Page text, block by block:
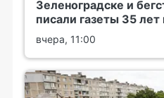
Зеленоградске и
писали газеты 35 лет
вчера, 11:00